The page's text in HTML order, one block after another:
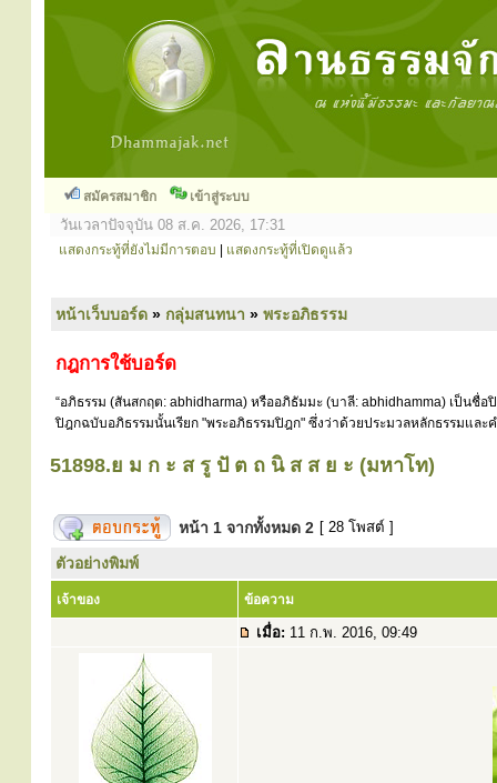
สมัครสมาชิก เข้าสู่ระบบ
วันเวลาปัจจุบัน 08 ส.ค. 2026, 17:31
แสดงกระทู้ที่ยังไม่มีการตอบ แสดงกระทู้ที่เปิดดูแล้ว
หน้าเว็บบอร์ด » กลุ่มสนทนา » พระอภิธรรม
กฎการใช้บอร์ด
“อภิธรรม (สันสกฤต: abhidharma) หรืออภิธัมมะ (บาลี: abhidhamma) เป็น
ปิฎกฉบับอภิธรรมนั้นเรียก "พระอภิธรรมปิฎก" ซึ่งว่าด้วยประมวลหลักธรรมแล
51898.ย ม ก ะ ส รู ปั ต ถ นิ ส ส ย ะ (มหาโท)
หน้า 1 จากทั้งหมด 2 [ 28 โพสต์ ]
ตัวอย่างพิมพ์
เจ้าของ ข้อความ
เมื่อ: 11 ก.พ. 2016, 09:49